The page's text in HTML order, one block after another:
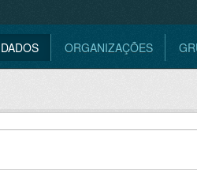
ORGANIZAÇÕES